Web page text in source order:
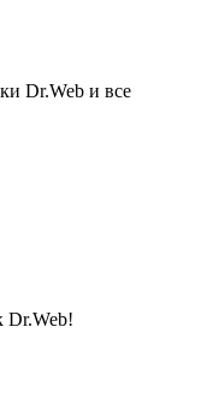
Dr.Web и все
Dr.Web!